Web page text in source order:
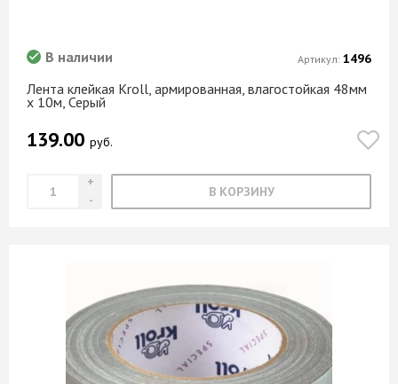
Лента клейкая Kroll, армированная, влагостойкая 48мм
х 10м, Серый
В наличии
139.00 руб.
В КОРЗИНУ
Артикул: 1496